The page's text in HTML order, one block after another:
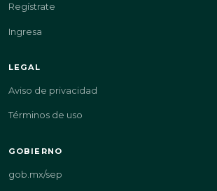
Regístrate
Ingresa
LEGAL
Aviso de privacidad
Términos de uso
GOBIERNO
gob.mx/sep